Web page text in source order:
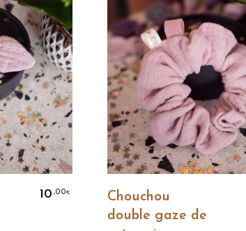
10 ,00€
Ajouter Au Panier
Chouchou
double gaze de